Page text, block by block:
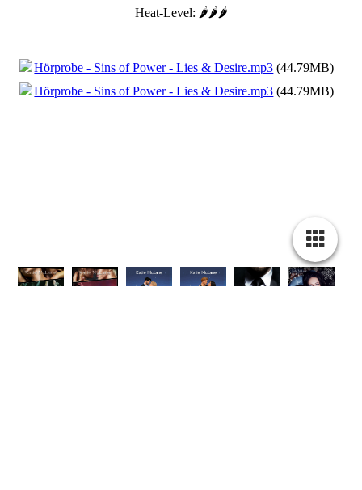
Heat-Level: 🌶️🌶️🌶️
Hörprobe - Sins of Power - Lies & Desire.mp3 (44.79MB)
Hörprobe - Sins of Power - Lies & Desire.mp3 (44.79MB)